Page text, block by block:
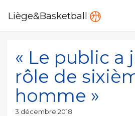
Liège&Basketball
« Le public a
rôle de
homme »
Publié
3 décembre 2018